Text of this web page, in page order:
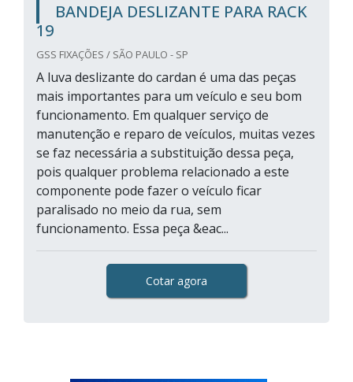
BANDEJA DESLIZANTE PARA RACK
19
GSS FIXAÇÕES / SÃO PAULO - SP
A luva deslizante do cardan é uma das peças
mais importantes para um veículo e seu bom
funcionamento. Em qualquer serviço de
manutenção e reparo de veículos, muitas vezes
se faz necessária a substituição dessa peça,
pois qualquer problema relacionado a este
componente pode fazer o veículo ficar
paralisado no meio da rua, sem
funcionamento. Essa peça &eac...
Cotar agora